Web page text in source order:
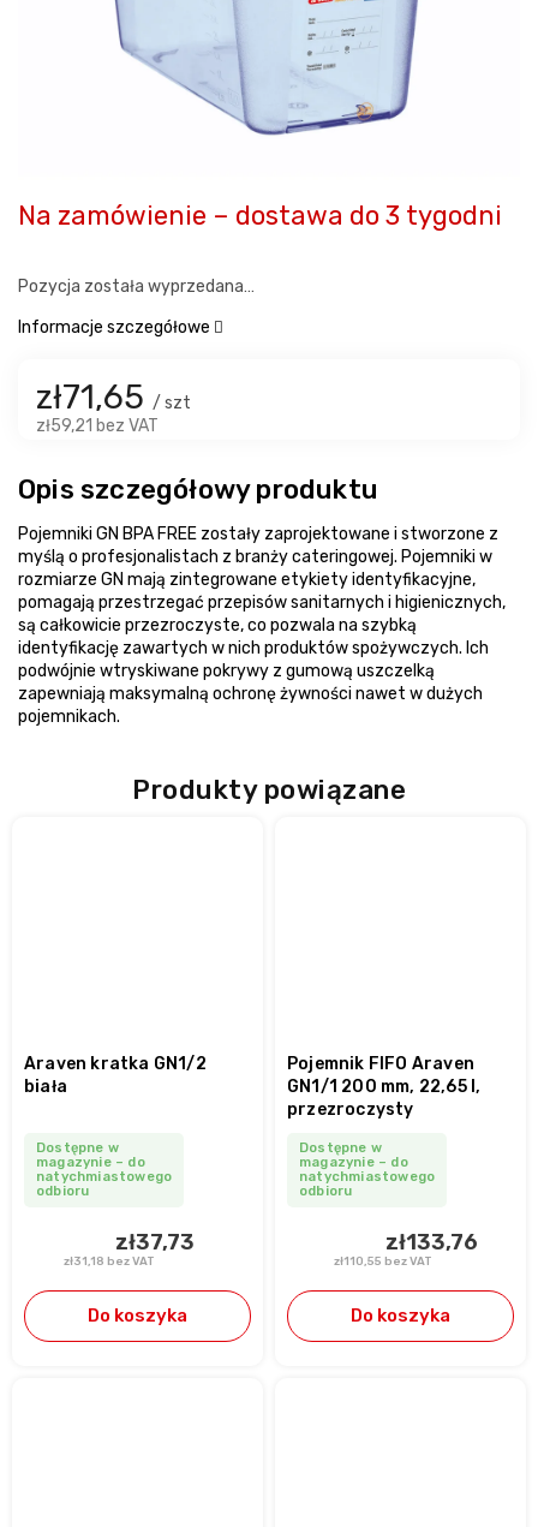
zł71,65 / szt
zł59,21 bez VAT
Na zamówienie – dostawa do 3 tygodni
Pozycja została wyprzedana…
Informacje szczegółowe
Produkty powiązane
Araven kratka GN1/2
biała
Dostępne w
magazynie – do
natychmiastowego
odbioru
zł31,18 bez VAT
zł37,73
Do koszyka
Pojemnik FIFO Araven
GN1/1 200 mm, 22,65 l,
przezroczysty
Dostępne w
magazynie – do
natychmiastowego
odbioru
zł110,55 bez VAT
zł133,76
Do koszyka
Opis szczegółowy produktu
Pojemniki GN BPA FREE zostały zaprojektowane i stworzone z
myślą o profesjonalistach z branży cateringowej. Pojemniki w
rozmiarze GN mają zintegrowane etykiety identyfikacyjne,
pomagają przestrzegać przepisów sanitarnych i higienicznych,
są całkowicie przezroczyste, co pozwala na szybką
identyfikację zawartych w nich produktów spożywczych. Ich
podwójnie wtryskiwane pokrywy z gumową uszczelką
zapewniają maksymalną ochronę żywności nawet w dużych
pojemnikach.